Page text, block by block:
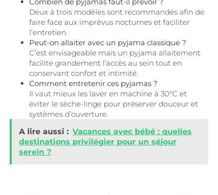
Combien de pyjamas faut-il prévoir ?
Deux à trois modèles sont recommandés afin de
faire face aux imprévus nocturnes et faciliter
l’entretien.
Peut-on allaiter avec un pyjama classique ?
C’est envisageable mais un pyjama allaitement
facilite grandement l’accès au sein tout en
conservant confort et intimité.
Comment entretenir ces pyjamas ?
Il vaut mieux les laver en machine à 30°C et
éviter le sèche-linge pour préserver douceur et
systèmes d’ouverture.
A lire aussi : Vacances avec bébé : quelles
destinations privilégier pour un séjour
serein ?